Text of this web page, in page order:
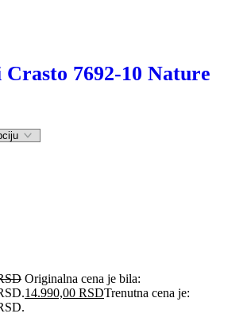
Crasto 7692-10 Nature
Originalna cena je bila:
14.990,00 RSDTrenutna cena je: